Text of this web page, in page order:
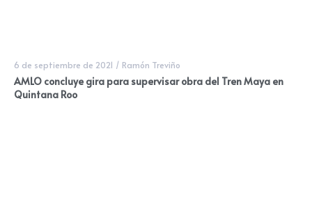
6 de septiembre de 2021 / Ramón Treviño
AMLO concluye gira para supervisar obra del Tren Maya en
Quintana Roo